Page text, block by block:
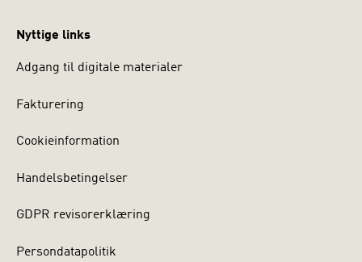
Nyttige links
Adgang til digitale materialer
Fakturering
Cookieinformation
Handelsbetingelser
GDPR revisorerklæring
Persondatapolitik